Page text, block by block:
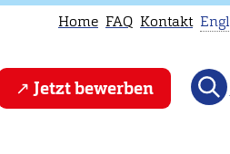
Home FAQ Kontakt
Jetzt bewerben